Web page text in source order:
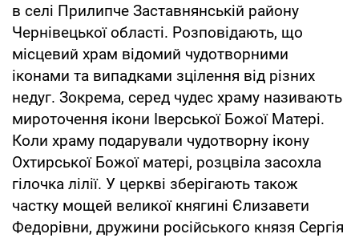
в селі Прилипче Заставнянській району
Чернівецької області. Розповідають, що
місцевий храм відомий чудотворними
іконами та випадками зцілення від різних
недуг. Зокрема, серед чудес храму називають
мироточення ікони Іверської Божої Матері.
Коли храму подарували чудотворну ікону
Охтирської Божої матері, розцвіла засохла
гілочка лілії. У церкві зберігають також
частку мощей великої княгині Єлизавети
Федорівни, дружини російського князя Сергія